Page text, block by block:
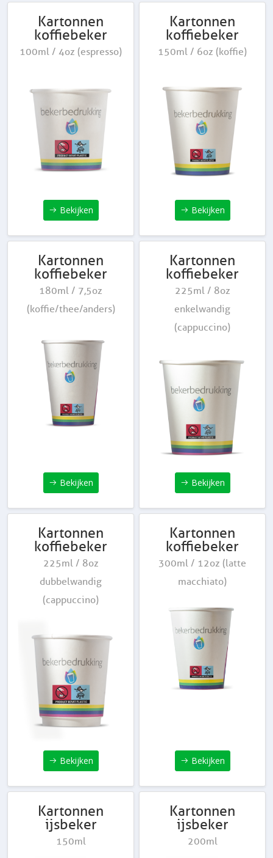
Kartonnen
koffiebeker
100ml / 4oz (espresso)
Bekijken
Kartonnen
koffiebeker
150ml / 6oz (koffie)
Bekijken
Kartonnen
koffiebeker
180ml / 7,5oz
(koffie/thee/anders)
Bekijken
Kartonnen
koffiebeker
225ml / 8oz
enkelwandig
(cappuccino)
Bekijken
Kartonnen
koffiebeker
225ml / 8oz
dubbelwandig
(cappuccino)
Bekijken
Kartonnen
koffiebeker
300ml / 12oz (latte
macchiato)
Bekijken
Kartonnen
ijsbeker
150ml
Kartonnen
ijsbeker
200ml